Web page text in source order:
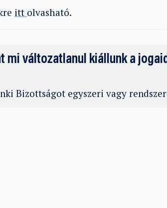
itt olvasható.
mi változatlanul kiállunk a
Bizottságot egyszeri vagy